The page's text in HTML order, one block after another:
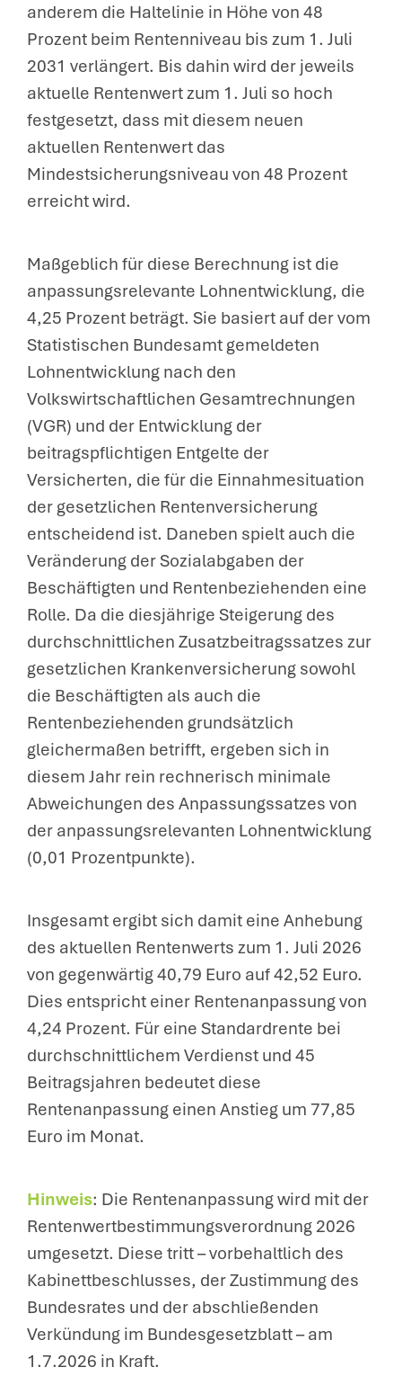
anderem die Haltelinie in Höhe von 48
Prozent beim Rentenniveau bis zum 1. Juli
2031 verlängert. Bis dahin wird der jeweils
aktuelle Rentenwert zum 1. Juli so hoch
festgesetzt, dass mit diesem neuen
aktuellen Rentenwert das
Mindestsicherungsniveau von 48 Prozent
erreicht wird.
Maßgeblich für diese Berechnung ist die
anpassungsrelevante Lohnentwicklung, die
4,25 Prozent beträgt. Sie basiert auf der vom
Statistischen Bundesamt gemeldeten
Lohnentwicklung nach den
Volkswirtschaftlichen Gesamtrechnungen
(VGR) und der Entwicklung der
beitragspflichtigen Entgelte der
Versicherten, die für die Einnahmesituation
der gesetzlichen Rentenversicherung
entscheidend ist. Daneben spielt auch die
Veränderung der Sozialabgaben der
Beschäftigten und Rentenbeziehenden eine
Rolle. Da die diesjährige Steigerung des
durchschnittlichen Zusatzbeitragssatzes zur
gesetzlichen Krankenversicherung sowohl
die Beschäftigten als auch die
Rentenbeziehenden grundsätzlich
gleichermaßen betrifft, ergeben sich in
diesem Jahr rein rechnerisch minimale
Abweichungen des Anpassungssatzes von
der anpassungsrelevanten Lohnentwicklung
(0,01 Prozentpunkte).
Insgesamt ergibt sich damit eine Anhebung
des aktuellen Rentenwerts zum 1. Juli 2026
von gegenwärtig 40,79 Euro auf 42,52 Euro.
Dies entspricht einer Rentenanpassung von
4,24 Prozent. Für eine Standardrente bei
durchschnittlichem Verdienst und 45
Beitragsjahren bedeutet diese
Rentenanpassung einen Anstieg um 77,85
Euro im Monat.
Hinweis: Die Rentenanpassung wird mit der
Rentenwertbestimmungsverordnung 2026
umgesetzt. Diese tritt – vorbehaltlich des
Kabinettbeschlusses, der Zustimmung des
Bundesrates und der abschließenden
Verkündung im Bundesgesetzblatt – am
1.7.2026 in Kraft.